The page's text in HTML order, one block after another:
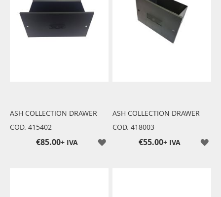
ASH COLLECTION DRAWER
COD. 415402
+ IVA
€85.00
ASH COLLECTION DRAWER
COD. 418003
+ IVA
€55.00